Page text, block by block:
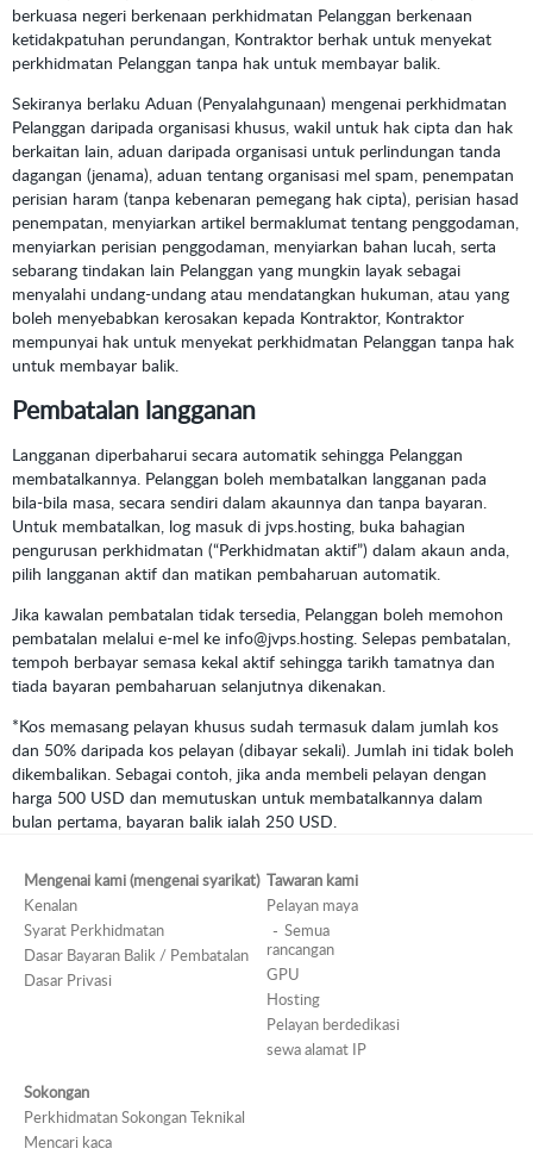
berkuasa negeri berkenaan perkhidmatan Pelanggan berkenaan
ketidakpatuhan perundangan, Kontraktor berhak untuk menyekat
perkhidmatan Pelanggan tanpa hak untuk membayar balik.
Sekiranya berlaku Aduan (Penyalahgunaan) mengenai perkhidmatan
Pelanggan daripada organisasi khusus, wakil untuk hak cipta dan hak
berkaitan lain, aduan daripada organisasi untuk perlindungan tanda
dagangan (jenama), aduan tentang organisasi mel spam, penempatan
perisian haram (tanpa kebenaran pemegang hak cipta), perisian hasad
penempatan, menyiarkan artikel bermaklumat tentang penggodaman,
menyiarkan perisian penggodaman, menyiarkan bahan lucah, serta
sebarang tindakan lain Pelanggan yang mungkin layak sebagai
menyalahi undang-undang atau mendatangkan hukuman, atau yang
boleh menyebabkan kerosakan kepada Kontraktor, Kontraktor
mempunyai hak untuk menyekat perkhidmatan Pelanggan tanpa hak
untuk membayar balik.
Pembatalan langganan
Langganan diperbaharui secara automatik sehingga Pelanggan
membatalkannya. Pelanggan boleh membatalkan langganan pada
bila-bila masa, secara sendiri dalam akaunnya dan tanpa bayaran.
Untuk membatalkan, log masuk di jvps.hosting, buka bahagian
pengurusan perkhidmatan (“Perkhidmatan aktif”) dalam akaun anda,
pilih langganan aktif dan matikan pembaharuan automatik.
Jika kawalan pembatalan tidak tersedia, Pelanggan boleh memohon
pembatalan melalui e-mel ke info@jvps.hosting. Selepas pembatalan,
tempoh berbayar semasa kekal aktif sehingga tarikh tamatnya dan
tiada bayaran pembaharuan selanjutnya dikenakan.
*Kos memasang pelayan khusus sudah termasuk dalam jumlah kos
dan 50% daripada kos pelayan (dibayar sekali). Jumlah ini tidak boleh
dikembalikan. Sebagai contoh, jika anda membeli pelayan dengan
harga 500 USD dan memutuskan untuk membatalkannya dalam
bulan pertama, bayaran balik ialah 250 USD.
Mengenai kami (mengenai syarikat)
Kenalan
Syarat Perkhidmatan
Dasar Bayaran Balik / Pembatalan
Dasar Privasi
Tawaran kami
Pelayan maya
Semua
rancangan
GPU
Hosting
Pelayan berdedikasi
sewa alamat IP
Sokongan
Perkhidmatan Sokongan Teknikal
Mencari kaca